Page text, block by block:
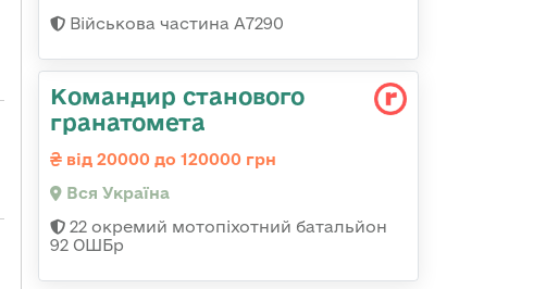
Військова частина А7290
Командир станового
гранатомета
від 20000 до 120000 грн
Вся Україна
22 окремий мотопіхотний батальйон
92 ОШБр